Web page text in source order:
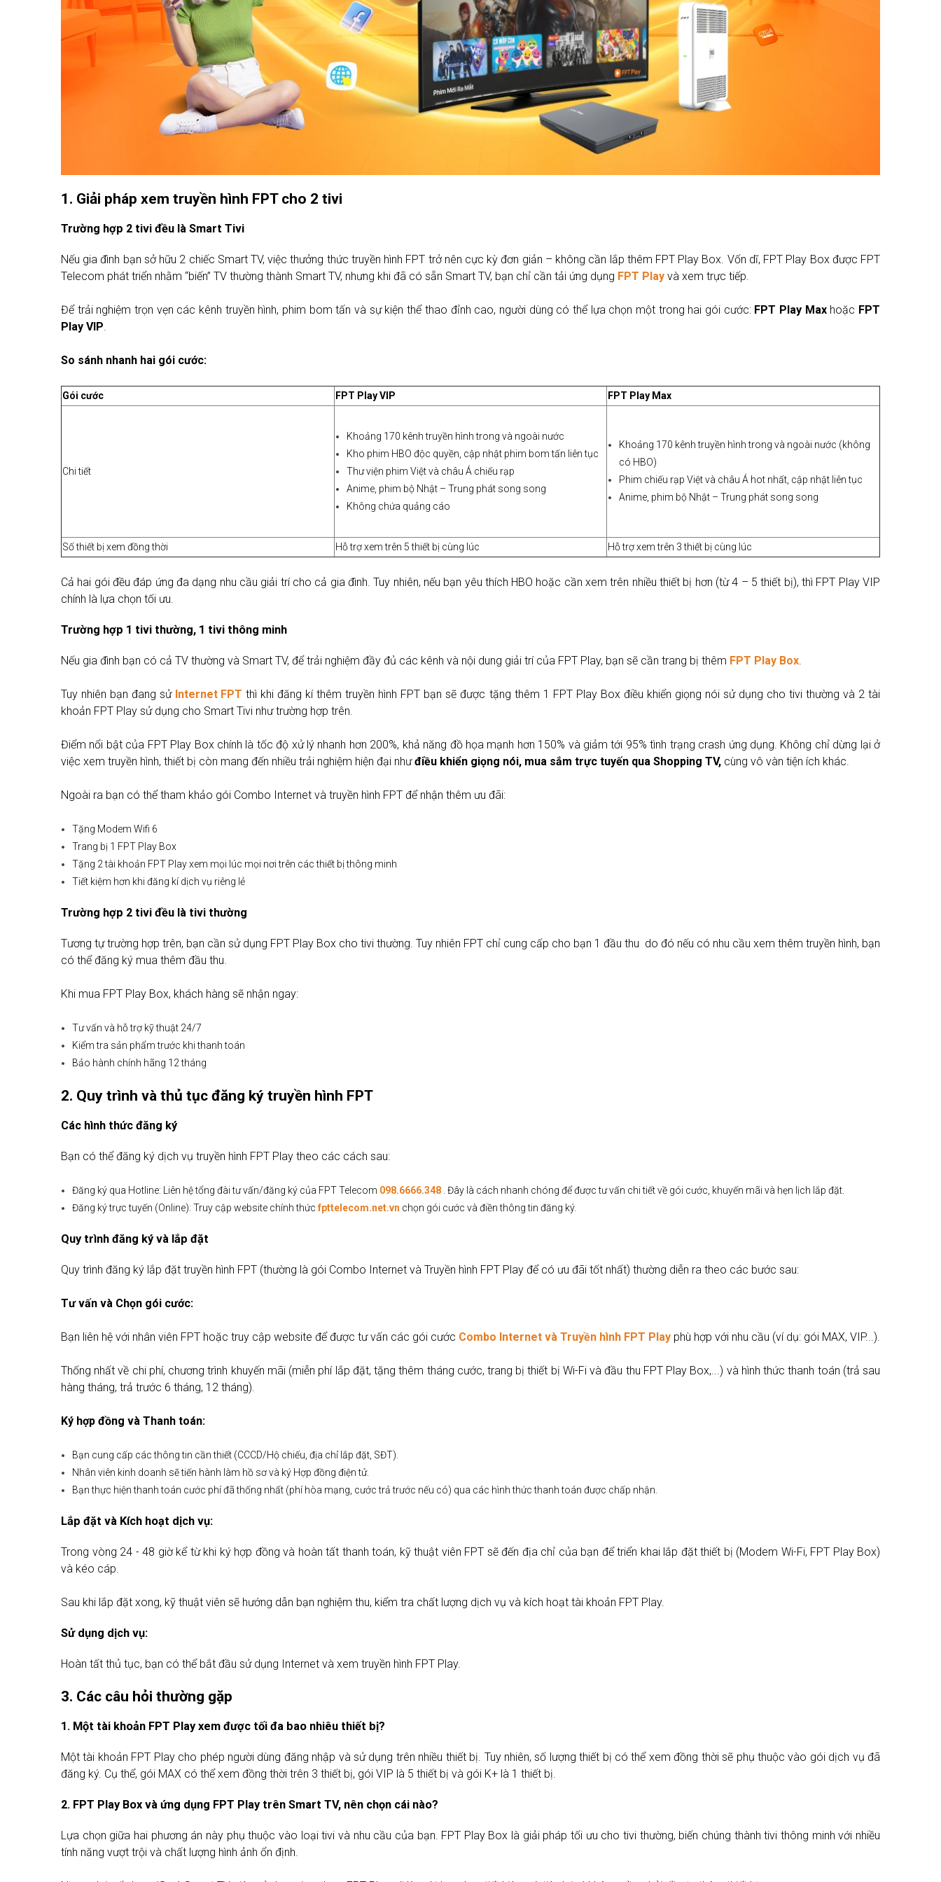
1. Giải pháp xem truyền hình FPT cho 2 tivi
Trường hợp 2 tivi đều là Smart Tivi
Nếu gia đình bạn sở hữu 2 chiếc Smart TV, việc thưởng thức truyền hình FPT trở nên cực kỳ đơn giản – không cần lắp thêm FPT Play Box. Vốn dĩ, FPT Play Box được FPT
Telecom phát triển nhằm “biến” TV thường thành Smart TV, nhưng khi đã có sẵn Smart TV, bạn chỉ cần tải ứng dụng FPT Play và xem trực tiếp.
Để trải nghiệm trọn vẹn các kênh truyền hình, phim bom tấn và sự kiện thể thao đỉnh cao, người dùng có thể lựa chọn một trong hai gói cước: FPT Play Maxhoặc FPT
Play VIP.
So sánh nhanh hai gói cước:
Gói cước FPT Play VIP FPT Play Max
Chi tiết
Khoảng 170 kênh truyền hình trong và ngoài nước
Kho phim HBO độc quyền, cập nhật phim bom tấn liên tục
Thư viện phim Việt và châu Á chiếu rạp
Anime, phim bộ Nhật – Trung phát song song
Không chứa quảng cáo
Khoảng 170 kênh truyền hình trong và ngoài nước (không
có HBO)
Phim chiếu rạp Việt và châu Á hot nhất, cập nhật liên tục
Anime, phim bộ Nhật – Trung phát song song
Số thiết bị xem đồng thời Hỗ trợ xem trên 5 thiết bị cùng lúc Hỗ trợ xem trên 3 thiết bị cùng lúc
Cả hai gói đều đáp ứng đa dạng nhu cầu giải trí cho cả gia đình. Tuy nhiên, nếu bạn yêu thích HBO hoặc cần xem trên nhiều thiết bị hơn (từ 4 – 5 thiết bị), thì FPT Play VIP
chính là lựa chọn tối ưu.
Trường hợp 1 tivi thường, 1 tivi thông minh
Nếu gia đình bạn có cả TV thường và Smart TV, để trải nghiệm đầy đủ các kênh và nội dung giải trí của FPT Play, bạn sẽ cần trang bị thêm FPT Play Box.
Tuy nhiên bạn đang sử Internet FPT thì khi đăng kí thêm truyền hình FPT bạn sẽ được tặng thêm 1 FPT Play Box điều khiển giọng nói sử dụng cho tivi thường và 2 tài
khoản FPT Play sử dụng cho Smart Tivi như trường hợp trên.
Điểm nổi bật của FPT Play Box chính là tốc độ xử lý nhanh hơn 200%, khả năng đồ họa mạnh hơn 150% và giảm tới 95% tình trạng crash ứng dụng. Không chỉ dừng lại ở
việc xem truyền hình, thiết bị còn mang đến nhiều trải nghiệm hiện đại nhưđiều khiển giọng nói, mua sắm trực tuyến qua Shopping TV, cùng vô vàn tiện ích khác.
Ngoài ra bạn có thể tham khảo gói Combo Internet và truyền hình FPT để nhận thêm ưu đãi:
Tặng Modem Wifi 6
Trang bị 1 FPT Play Box
Tặng 2 tài khoản FPT Play xem mọi lúc mọi nơi trên các thiết bị thông minh
Tiết kiệm hơn khi đăng kí dịch vụ riêng lẻ
Trường hợp 2 tivi đều là tivi thường
Tương tự trường hợp trên, bạn cần sử dụng FPT Play Box cho tivi thường. Tuy nhiên FPT chỉ cung cấp cho bạn 1 đầu thu do đó nếu có nhu cầu xem thêm truyền hình, bạn
có thể đăng ký mua thêm đầu thu.
Khi mua FPT Play Box, khách hàng sẽ nhận ngay:
Tư vấn và hỗ trợ kỹ thuật 24/7
Kiểm tra sản phẩm trước khi thanh toán
Bảo hành chính hãng 12 tháng
2. Quy trình và thủ tục đăng ký truyền hình FPT
Các hình thức đăng ký
Bạn có thể đăng ký dịch vụ truyền hình FPT Play theo các cách sau:
Đăng ký qua Hotline: Liên hệ tổng đài tư vấn/đăng ký của FPT Telecom 098.6666.348 . Đây là cách nhanh chóng để được tư vấn chi tiết về gói cước, khuyến mãi và hẹn lịch lắp đặt.
Đăng ký trực tuyến (Online): Truy cập website chính thứcfpttelecom.net.vn chọn gói cước và điền thông tin đăng ký.
Quy trình đăng ký và lắp đặt
Quy trình đăng ký lắp đặt truyền hình FPT (thường là gói Combo Internet và Truyền hình FPT Play để có ưu đãi tốt nhất) thường diễn ra theo các bước sau:
Tư vấn và Chọn gói cước:
Bạn liên hệ với nhân viên FPT hoặc truy cập website để được tư vấn các gói cước Combo Internet và Truyền hình FPT Play phù hợp với nhu cầu (ví dụ: gói MAX, VIP...).
Thống nhất về chi phí, chương trình khuyến mãi (miễn phí lắp đặt, tặng thêm tháng cước, trang bị thiết bị Wi-Fi và đầu thu FPT Play Box,...) và hình thức thanh toán (trả sau
hàng tháng, trả trước 6 tháng, 12 tháng).
Ký hợp đồng và Thanh toán:
Bạn cung cấp các thông tin cần thiết (CCCD/Hộ chiếu, địa chỉ lắp đặt, SĐT).
Nhân viên kinh doanh sẽ tiến hành làm hồ sơ và ký Hợp đồng điện tử.
Bạn thực hiện thanh toán cước phí đã thống nhất (phí hòa mạng, cước trả trước nếu có) qua các hình thức thanh toán được chấp nhận.
Lắp đặt và Kích hoạt dịch vụ:
Trong vòng 24 - 48 giờ kể từ khi ký hợp đồng và hoàn tất thanh toán, kỹ thuật viên FPT sẽ đến địa chỉ của bạn để triển khai lắp đặt thiết bị (Modem Wi-Fi, FPT Play Box)
và kéo cáp.
Sau khi lắp đặt xong, kỹ thuật viên sẽ hướng dẫn bạn nghiệm thu, kiểm tra chất lượng dịch vụ và kích hoạt tài khoản FPT Play.
Sử dụng dịch vụ:
Hoàn tất thủ tục, bạn có thể bắt đầu sử dụng Internet và xem truyền hình FPT Play.
3. Các câu hỏi thường gặp
1. Một tài khoản FPT Play xem được tối đa bao nhiêu thiết bị?
Một tài khoản FPT Play cho phép người dùng đăng nhập và sử dụng trên nhiều thiết bị. Tuy nhiên, số lượng thiết bị có thể xem đồng thời sẽ phụ thuộc vào gói dịch vụ đã
đăng ký. Cụ thể, gói MAX có thể xem đồng thời trên 3 thiết bị, gói VIP là 5 thiết bị và gói K+ là 1 thiết bị.
2. FPT Play Box và ứng dụng FPT Play trên Smart TV, nên chọn cái nào?
Lựa chọn giữa hai phương án này phụ thuộc vào loại tivi và nhu cầu của bạn. FPT Play Box là giải pháp tối ưu cho tivi thường, biến chúng thành tivi thông minh với nhiều
tính năng vượt trội và chất lượng hình ảnh ổn định.